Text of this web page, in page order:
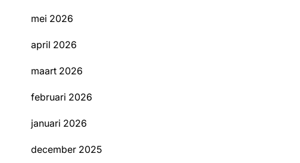
mei 2026
april 2026
maart 2026
februari 2026
januari 2026
december 2025